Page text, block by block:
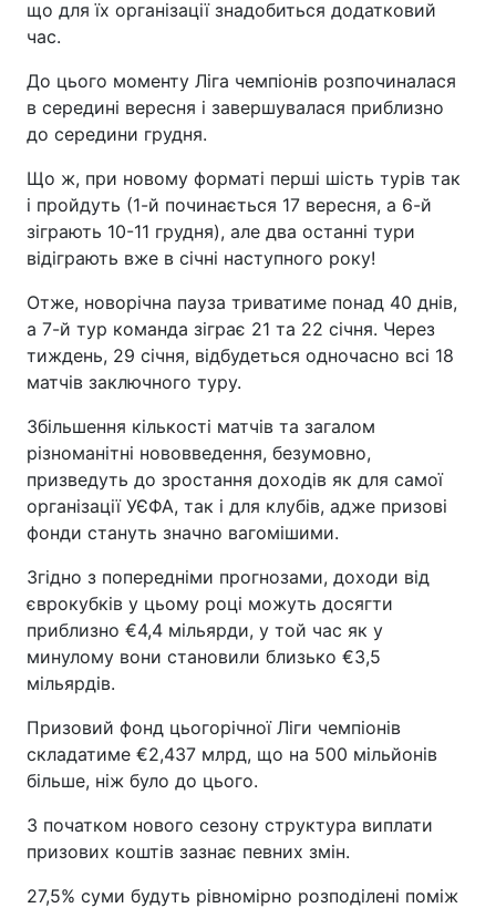
що для їх організації знадобиться додатковий
час.
До цього моменту Ліга чемпіонів розпочиналася
в середині вересня і завершувалася приблизно
до середини грудня.
Що ж, при новому форматі перші шість турів так
і пройдуть (1-й починається 17 вересня, а 6-й
зіграють 10-11 грудня), але два останні тури
відіграють вже в січні наступного року!
Отже, новорічна пауза триватиме понад 40 днів,
а 7-й тур команда зіграє 21 та 22 січня. Через
тиждень, 29 січня, відбудеться одночасно всі 18
матчів заключного туру.
Збільшення кількості матчів та загалом
різноманітні нововведення, безумовно,
призведуть до зростання доходів як для самої
організації УЄФА, так і для клубів, адже призові
фонди стануть значно вагомішими.
Згідно з попередніми прогнозами, доходи від
єврокубків у цьому році можуть досягти
приблизно €4,4 мільярди, у той час як у
минулому вони становили близько €3,5
мільярдів.
Призовий фонд цьогорічної Ліги чемпіонів
складатиме €2,437 млрд, що на 500 мільйонів
більше, ніж було до цього.
З початком нового сезону структура виплати
призових коштів зазнає певних змін.
27,5% суми будуть рівномірно розподілені поміж